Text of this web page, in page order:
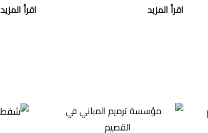
اقرأ المزيد اقرأ المزيد